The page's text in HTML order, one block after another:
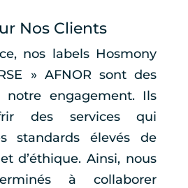
Nos Clients
nos labels Hosmony
» AFNOR sont des
notre engagement. Ils
des services qui
standards élevés de
d’éthique. Ainsi, nous
à collaborer